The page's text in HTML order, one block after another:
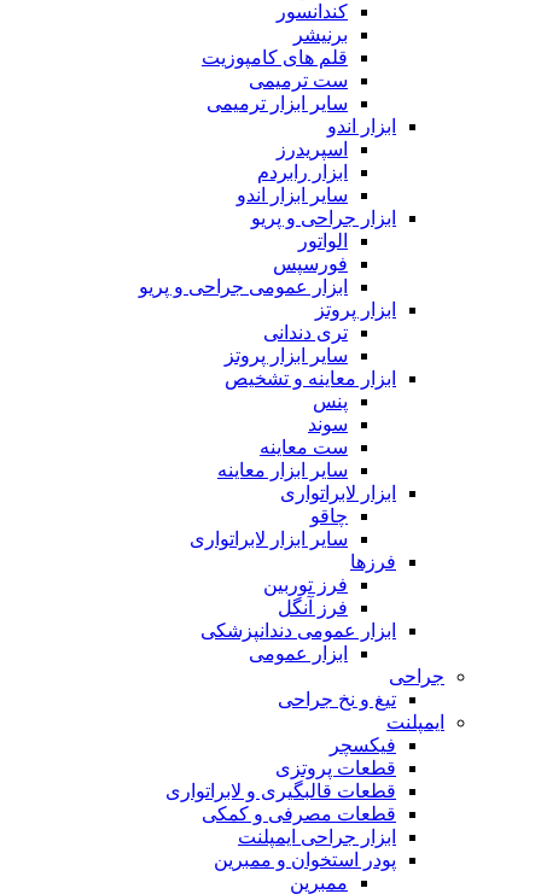
کندانسور
برنیشر
قلم های کامپوزیت
ست ترمیمی
سایر ابزار ترمیمی
ابزار اندو
اسپریدرز
ابزار رابردم
سایر ابزار اندو
ابزار جراحی و پریو
الواتور
فورسپس
ابزار عمومی جراحی و پریو
ابزار پروتز
تری دندانی
سایر ابزار پروتز
ابزار معاینه و تشخیص
پنس
سوند
ست معاینه
سایر ابزار معاینه
ابزار لابراتواری
چاقو
سایر ابزار لابراتواری
فرزها
فرز توربین
فرز آنگل
ابزار عمومی دندانپزشکی
ابزار عمومی
جراحی
تیغ و نخ جراحی
ایمپلنت
فیکسچر
قطعات پروتزی
قطعات قالبگیری و لابراتواری
قطعات مصرفی و کمکی
ابزار جراحی ایمپلنت
پودر استخوان و ممبرین
ممبرین